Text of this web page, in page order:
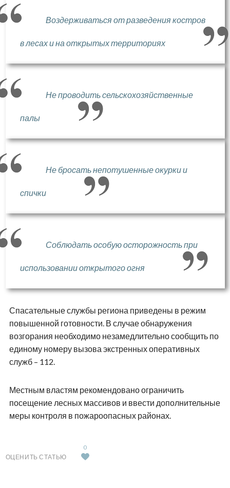
Воздерживаться от разведения костров
в лесах и на открытых территориях
Не проводить сельскохозяйственные
палы
Не бросать непотушенные окурки и
спички
Соблюдать особую осторожность при
использовании открытого огня
Спасательные службы региона приведены в режим
повышенной готовности. В случае обнаружения
возгорания необходимо незамедлительно сообщить по
единому номеру вызова экстренных оперативных
служб – 112.
Местным властям рекомендовано ограничить
посещение лесных массивов и ввести дополнительные
меры контроля в пожароопасных районах.
ОЦЕНИТЬ СТАТЬЮ
0